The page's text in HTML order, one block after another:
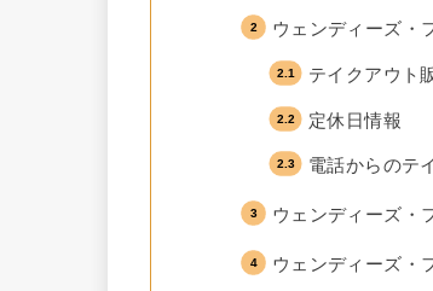
ウェンディーズ・
テイクアウト
定休日情報
電話からのテ
ウェンディーズ・
ウェンディーズ・